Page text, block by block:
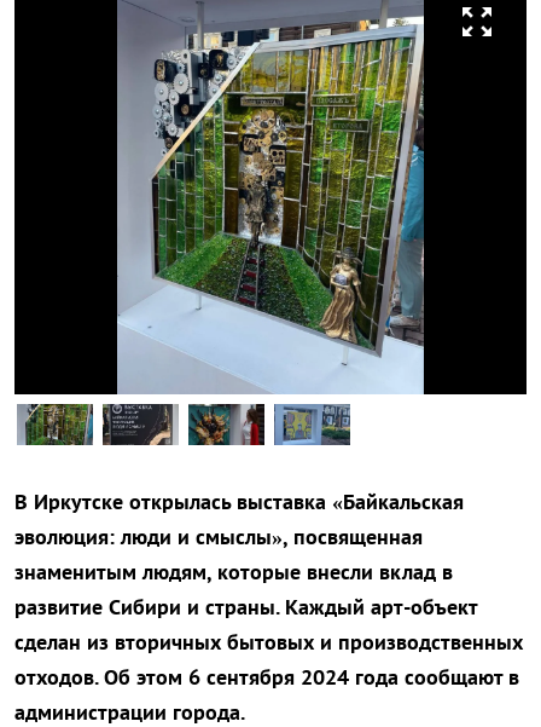
zoom_out_map
В Иркутске открылась выставка «Байкальская
эволюция: люди и смыслы», посвященная
знаменитым людям, которые внесли вклад в
развитие Сибири и страны. Каждый арт-объект
сделан из вторичных бытовых и производственных
отходов. Об этом 6 сентября 2024 года сообщают в
администрации города.